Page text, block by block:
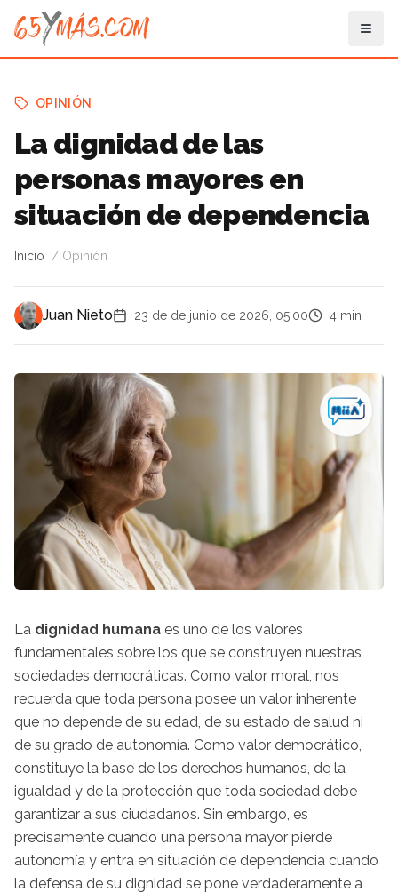
OPINIÓN
La dignidad de las
personas mayores en
situación de dependencia
Inicio Opinión
Juan Nieto 23 de de junio de 2026, 05:00 4 min
La dignidad humana es uno de los valores
fundamentales sobre los que se construyen nuestras
sociedades democráticas. Como valor moral, nos
recuerda que toda persona posee un valor inherente
que no depende de su edad, de su estado de salud ni
de su grado de autonomía. Como valor democrático,
constituye la base de los derechos humanos, de la
igualdad y de la protección que toda sociedad debe
garantizar a sus ciudadanos. Sin embargo, es
precisamente cuando una persona mayor pierde
autonomía y entra en situación de dependencia cuando
la defensa de su dignidad se pone verdaderamente a